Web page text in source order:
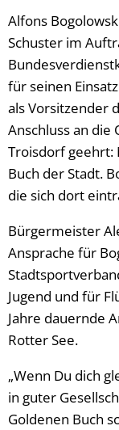
Alfons
Schuster im
für seinen
als Vorsitzender
Anschluss an die
Troisdorf geehrt:
Buch der Stadt.
die sich dort
Bürgermeister
Ansprache für
Jugend und für
Jahre dauernde
Rotter See.
„Wenn Du dich
in guter
Goldenen Buch